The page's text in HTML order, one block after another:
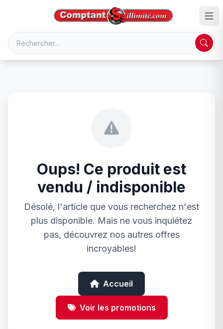
Oups! Ce produit est
vendu / indisponible
Désolé, l'article que vous recherchez n'est
plus disponible. Mais ne vous inquiétez
pas, découvrez nos autres offres
incroyables!
Accueil
Voir les promotions